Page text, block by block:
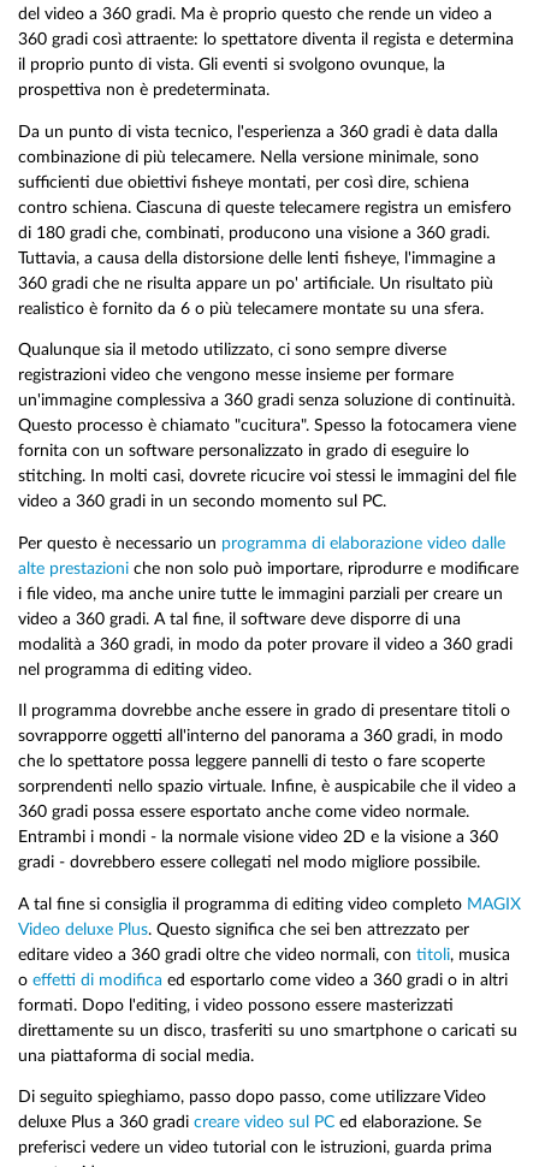
del video a 360 gradi. Ma è proprio questo che rende un video a
360 gradi così attraente: lo spettatore diventa il regista e determina
il proprio punto di vista. Gli eventi si svolgono ovunque, la
prospettiva non è predeterminata.
Da un punto di vista tecnico, l'esperienza a 360 gradi è data dalla
combinazione di più telecamere. Nella versione minimale, sono
sufficienti due obiettivi fisheye montati, per così dire, schiena
contro schiena. Ciascuna di queste telecamere registra un emisfero
di 180 gradi che, combinati, producono una visione a 360 gradi.
Tuttavia, a causa della distorsione delle lenti fisheye, l'immagine a
360 gradi che ne risulta appare un po' artificiale. Un risultato più
realistico è fornito da 6 o più telecamere montate su una sfera.
Qualunque sia il metodo utilizzato, ci sono sempre diverse
registrazioni video che vengono messe insieme per formare
un'immagine complessiva a 360 gradi senza soluzione di continuità.
Questo processo è chiamato "cucitura". Spesso la fotocamera viene
fornita con un software personalizzato in grado di eseguire lo
stitching. In molti casi, dovrete ricucire voi stessi le immagini del file
video a 360 gradi in un secondo momento sul PC.
Per questo è necessario un programma di elaborazione video dalle
alte prestazioni che non solo può importare, riprodurre e modificare
i file video, ma anche unire tutte le immagini parziali per creare un
video a 360 gradi. A tal fine, il software deve disporre di una
modalità a 360 gradi, in modo da poter provare il video a 360 gradi
nel programma di editing video.
Il programma dovrebbe anche essere in grado di presentare titoli o
sovrapporre oggetti all'interno del panorama a 360 gradi, in modo
che lo spettatore possa leggere pannelli di testo o fare scoperte
sorprendenti nello spazio virtuale. Infine, è auspicabile che il video a
360 gradi possa essere esportato anche come video normale.
Entrambi i mondi - la normale visione video 2D e la visione a 360
gradi - dovrebbero essere collegati nel modo migliore possibile.
A tal fine si consiglia il programma di editing video completo MAGIX
Video deluxe Plus. Questo significa che sei ben attrezzato per
editare video a 360 gradi oltre che video normali, con titoli, musica
o effetti di modifica ed esportarlo come video a 360 gradi o in altri
formati. Dopo l'editing, i video possono essere masterizzati
direttamente su un disco, trasferiti su uno smartphone o caricati su
una piattaforma di social media.
Di seguito spieghiamo, passo dopo passo, come utilizzare Video
deluxe Plus a 360 gradi creare video sul PC ed elaborazione. Se
preferisci vedere un video tutorial con le istruzioni, guarda prima